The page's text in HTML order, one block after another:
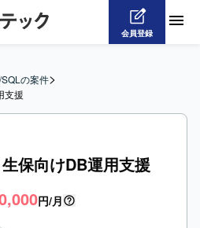
会員登録
の案件>
支援
保向けDB運用支援
円/月